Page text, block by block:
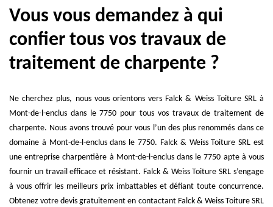
Vous vous demandez à qui
confier tous vos travaux de
traitement de charpente ?
Ne cherchez plus, nous vous orientons vers Falck & Weiss Toiture SRL à
Mont-de-l-enclus dans le 7750 pour tous vos travaux de traitement de
charpente. Nous avons trouvé pour vous l’un des plus renommés dans ce
domaine à Mont-de-l-enclus dans le 7750. Falck & Weiss Toiture SRL est
une entreprise charpentière à Mont-de-l-enclus dans le 7750 apte à vous
fournir un travail efficace et résistant. Falck & Weiss Toiture SRL s’engage
à vous offrir les meilleurs prix imbattables et défiant toute concurrence.
Obtenez votre devis gratuitement en contactant Falck & Weiss Toiture SRL